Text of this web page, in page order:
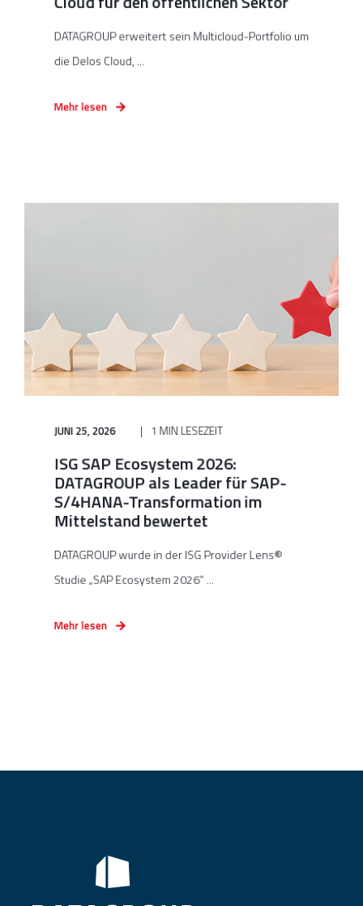
DATAGROUP erweitert sein Multicloud-Portfolio um
die Delos Cloud, ...
Mehr lesen
JUNI 25, 2026 1 MIN LESEZEIT
ISG SAP Ecosystem 2026:
DATAGROUP als Leader für SAP-
S/4HANA-Transformation im
Mittelstand bewertet
DATAGROUP wurde in der ISG Provider Lens®
Studie „SAP Ecosystem 2026“ ...
Mehr lesen